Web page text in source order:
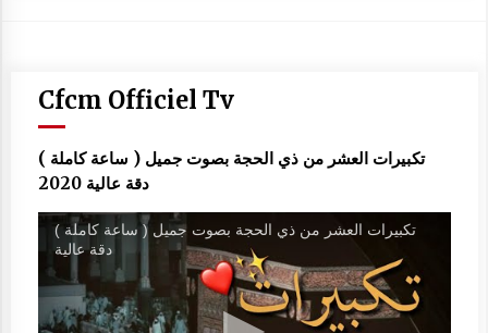
Cfcm Officiel Tv
تكبيرات العشر من ذي الحجة بصوت جميل ( ساعة كاملة )
دقة عالية 2020
تكبيرات العشر من ذي الحجة بصوت جميل ( ساعة كاملة )
دقة عالية